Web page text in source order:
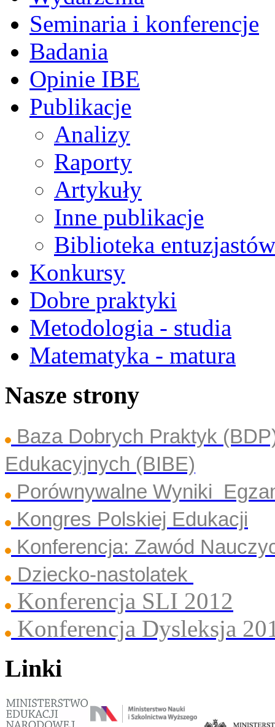
Seminaria i konferencje
Badania
Opinie IBE
Publikacje
Analizy
Raporty
Artykuły
Inne publikacje
Biblioteka
Konkursy
Dobre praktyki
Metodologia - studia
Matematyka - matura
Nasze strony
Baza Dobrych Praktyk
Edukacyjnych (BIBE)
Porównywalne Wyniki
Kongres Polskiej Edukacji
Konferencja: Zawód
Dziecko-nastolatek
Konferencja SLI 2012
Konferencja Dysleksja
Linki